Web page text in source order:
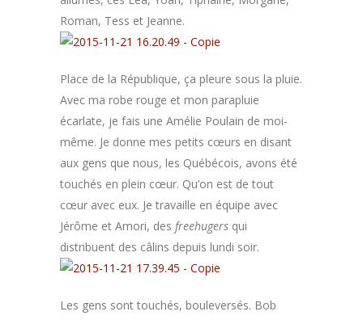
Roman, Tess et Jeanne.
Place de la République, ça pleure sous la pluie.
Avec ma robe rouge et mon parapluie
écarlate, je fais une Amélie Poulain de moi-
même. Je donne mes petits cœurs en disant
aux gens que nous, les Québécois, avons été
touchés en plein cœur. Qu’on est de tout
cœur avec eux. Je travaille en équipe avec
Jérôme et Amori, des freehugers qui
distribuent des câlins depuis lundi soir.
Les gens sont touchés, bouleversés. Bob